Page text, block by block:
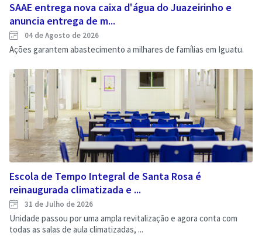
SAAE entrega nova caixa d'água do Juazeirinho e
anuncia entrega de m...
04 de Agosto de 2026
Ações garantem abastecimento a milhares de famílias em Iguatu.
Escola de Tempo Integral de Santa Rosa é
reinaugurada climatizada e ...
31 de Julho de 2026
Unidade passou por uma ampla revitalização e agora conta com
todas as salas de aula climatizadas, ...